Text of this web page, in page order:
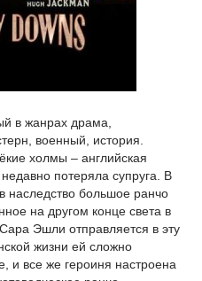
в жанрах драма,
военный, история.
холмы – английская
потеряла супруга. В
наследство большое ранчо
на другом конце света в
Эшли отправляется в эту
жизни ей сложно
и все же героиня настроена